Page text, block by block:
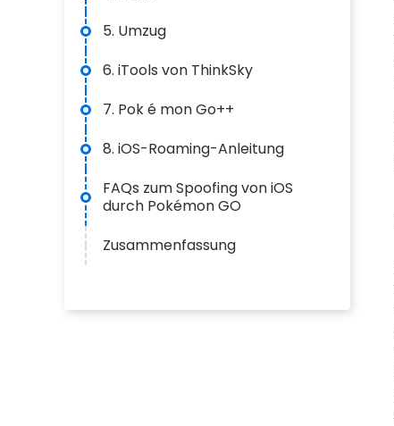
5. Umzug
6. iTools von ThinkSky
7. Pok é mon Go++
8. iOS-Roaming-Anleitung
FAQs zum Spoofing von iOS
durch Pokémon GO
Zusammenfassung